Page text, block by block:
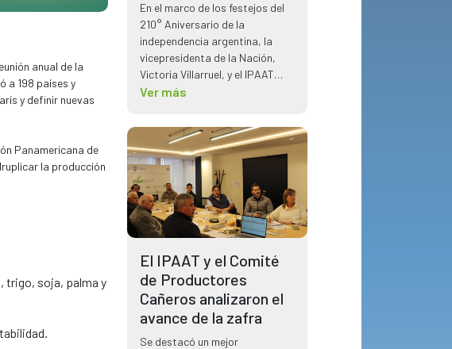
anual de la
a 198 países y
y definir nuevas
Panamericana de
la producción
trigo, soja, palma y
En el marco de los festejos del
210° Aniversario de la
independencia argentina, la
vicepresidenta de la Nación,
Victoria Villarruel, y el IPAAT
tuvo la oportunidad de reunirse
el sector sucroalcoholero.
Ver más
El IPAAT y el Comité
de Productores
Cañeros analizaron el
avance de la zafra
Se destacó un mejor